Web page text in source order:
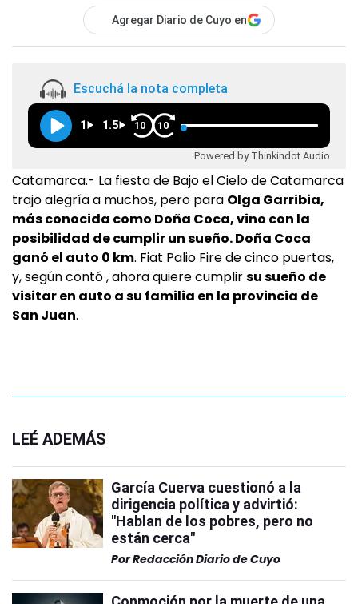
Agregar Diario de Cuyo en
Escuchá la nota completa
1 1.5 10 10
Powered by Thinkindot Audio
Catamarca.- La fiesta de Bajo el Cielo de Catamarca
trajo alegría a muchos, pero para Olga Garribia,
más conocida como Doña Coca, vino con la
posibilidad de cumplir un sueño. Doña Coca
ganó el auto 0 km. Fiat Palio Fire de cinco puertas,
y, según contó , ahora quiere cumplirsu sueño de
visitar en auto a su familia en la provincia de
San Juan.
LEÉ ADEMÁS
García Cuerva cuestionó a la
dirigencia política y advirtió:
"Hablan de los pobres, pero no
están cerca"
PorRedacción Diario de Cuyo